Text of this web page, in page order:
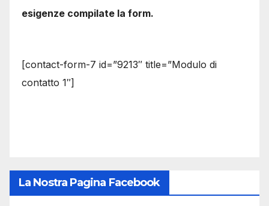
esigenze compilate la form.
[contact-form-7 id=”9213″ title=”Modulo di
contatto 1″]
La Nostra Pagina Facebook